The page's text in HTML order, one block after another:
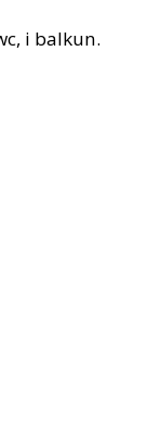
i balkun.